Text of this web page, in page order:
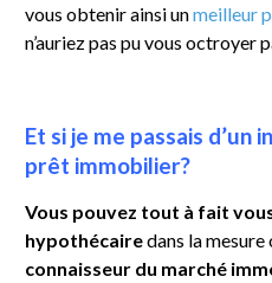
vous obtenir ainsi unmeilleur
n’auriez pas pu vous octroyer
Et si je me passais
prêt immobilier?
Vous pouvez tout à fait
hypothécairedans la mesure
connaisseur du marché